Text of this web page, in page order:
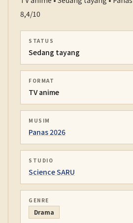
8,4/10
STATUS
Sedang tayang
FORMAT
TV anime
MUSIM
Panas 2026
STUDIO
Science SARU
GENRE
Drama